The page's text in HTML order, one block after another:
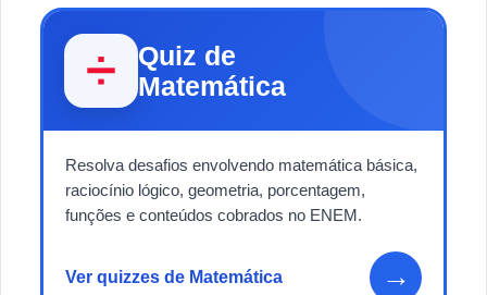
➗
Quiz de
Matemática
Resolva desafios envolvendo matemática básica,
raciocínio lógico, geometria, porcentagem,
funções e conteúdos cobrados no ENEM.
Ver quizzes de Matemática →